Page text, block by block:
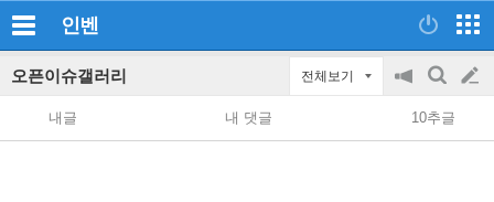
인벤
오픈이슈갤러리 전체보기
공
지
on/off
검
색
글
쓰
내글 내 댓글 10추글